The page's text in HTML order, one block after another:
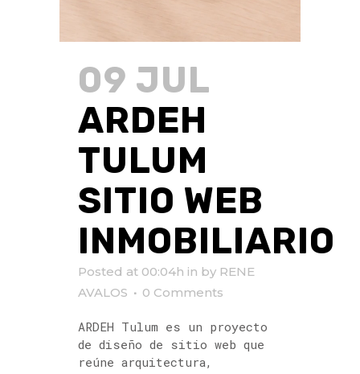
09 JUL
ARDEH
TULUM
SITIO WEB
INMOBILIARIO
Posted at 00:04h in by RENE
AVALOS
0 Comments
ARDEH Tulum es un proyecto
de diseño de sitio web que
reúne arquitectura,